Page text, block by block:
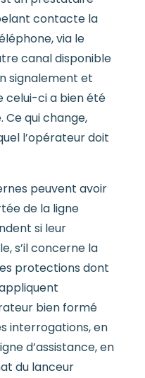
contacte la
via le
canal disponible
signalement et
celui-ci a bien été
Ce qui change,
l’opérateur doit
peuvent avoir
de la ligne
si leur
s’il concerne la
protections dont
bien formé
interrogations, en
d’assistance, en
du lanceur